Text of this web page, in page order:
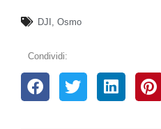
DJI Osmo
Condividi: